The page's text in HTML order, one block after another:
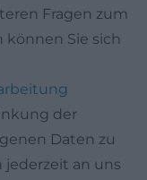
Fragen zum
Sie sich
der
Daten zu
jederzeit an uns